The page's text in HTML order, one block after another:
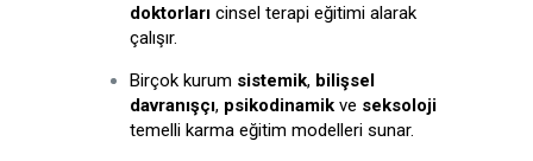
doktorları cinsel terapi eğitimi alarak
çalışır.
Birçok kurum sistemik, bilişsel
davranışçı, psikodinamik ve seksoloji
temelli karma eğitim modelleri sunar.